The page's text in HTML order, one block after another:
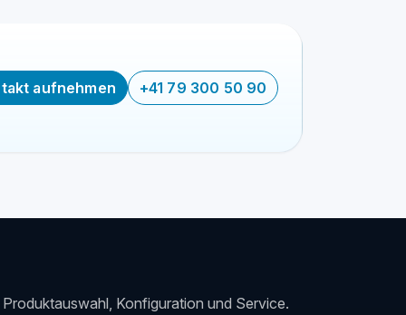
aufnehmen +41 79 300 50 90
Konfiguration und Service.